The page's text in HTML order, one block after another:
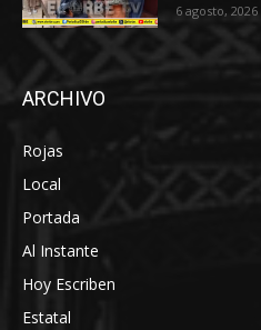
6 agosto, 2026
ARCHIVO
Rojas
Local
Portada
Al Instante
Hoy Escriben
Estatal